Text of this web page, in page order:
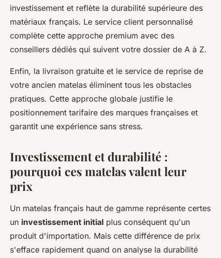
investissement et reflète la durabilité supérieure des
matériaux français. Le service client personnalisé
complète cette approche premium avec des
conseillers dédiés qui suivent votre dossier de A à Z.
Enfin, la livraison gratuite et le service de reprise de
votre ancien matelas éliminent tous les obstacles
pratiques. Cette approche globale justifie le
positionnement tarifaire des marques françaises et
garantit une expérience sans stress.
Investissement et durabilité :
pourquoi ces matelas valent leur
prix
Un matelas français haut de gamme représente certes
un investissement initial plus conséquent qu'un
produit d'importation. Mais cette différence de prix
s'efface rapidement quand on analyse la durabilité